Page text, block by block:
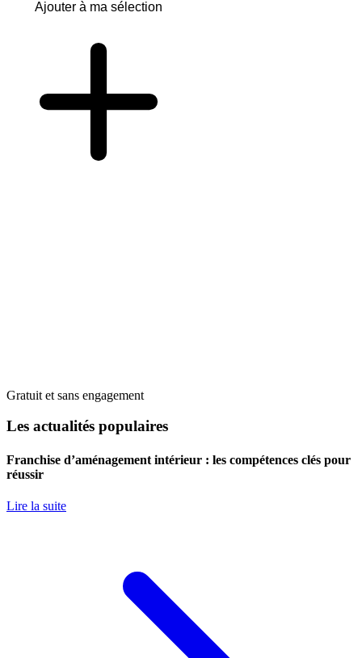
Ajouter à ma sélection
Gratuit et sans engagement
Les actualités populaires
Franchise d’aménagement intérieur : les compétences clés pour
réussir
Lire la suite